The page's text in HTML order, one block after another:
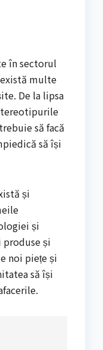
în sectorul
multe
De la lipsa
să facă
să își
și
și
produse și
noi piețe și
să își